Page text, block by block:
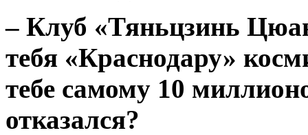
– Клуб «Тяньцзинь
тебя «Краснодару»
тебе самому 10
отказался?